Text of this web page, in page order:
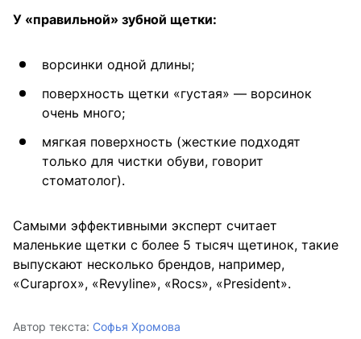
У «правильной» зубной щетки:
ворсинки одной длины;
поверхность щетки «густая» — ворсинок
очень много;
мягкая поверхность (жесткие подходят
только для чистки обуви, говорит
стоматолог).
Самыми эффективными эксперт считает
маленькие щетки с более 5 тысяч щетинок, такие
выпускают несколько брендов, например,
«Curaprox», «Revyline», «Rocs», «President».
Автор текста: Софья Хромова